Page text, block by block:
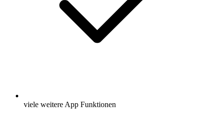
viele weitere App Funktionen